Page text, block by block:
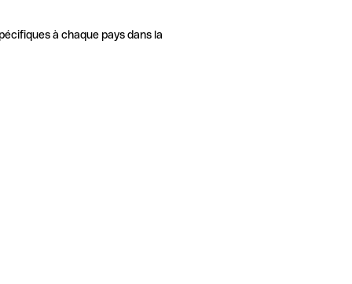
à chaque pays dans la